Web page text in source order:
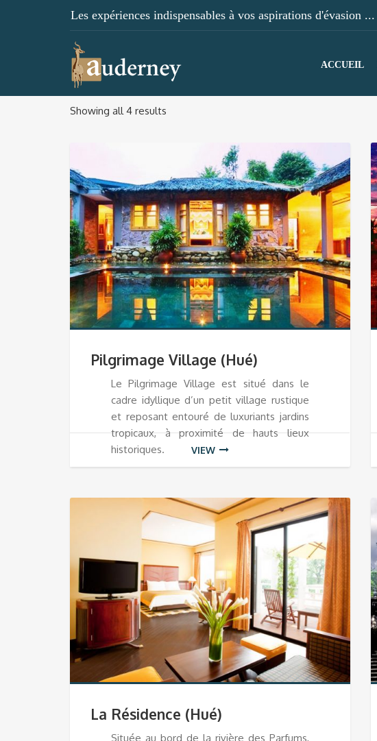
Les expériences indispensables à vos aspirations d'évasion ...
ACCUEIL
Showing all 4 results
Pilgrimage Village (Hué)
Le Pilgrimage Village est situé dans le
cadre idyllique d’un petit village rustique
et reposant entouré de luxuriants jardins
tropicaux, à proximité de hauts lieux
historiques.
VIEW
La Résidence (Hué)
Située au bord de la rivière des Parfums,